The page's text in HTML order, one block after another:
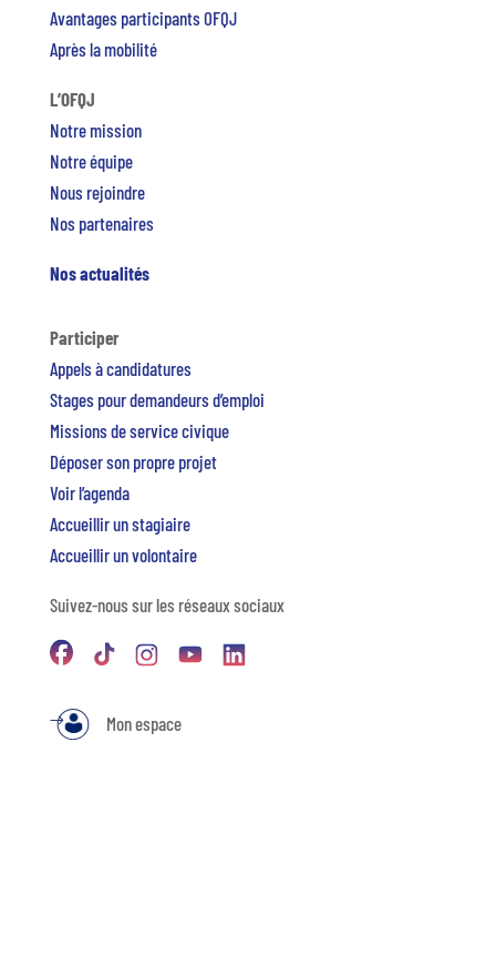
Avantages participants OFQJ
Après la mobilité
L’OFQJ
Notre mission
Notre équipe
Nous rejoindre
Nos partenaires
Nos actualités
Participer
Appels à candidatures
Stages pour demandeurs d’emploi
Missions de service civique
Déposer son propre projet
Voir l’agenda
Accueillir un stagiaire
Accueillir un volontaire
Suivez-nous sur les réseaux sociaux
Mon espace